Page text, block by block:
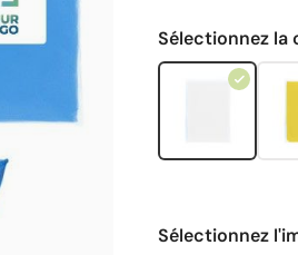
Sélectionnez la
Sélectionnez